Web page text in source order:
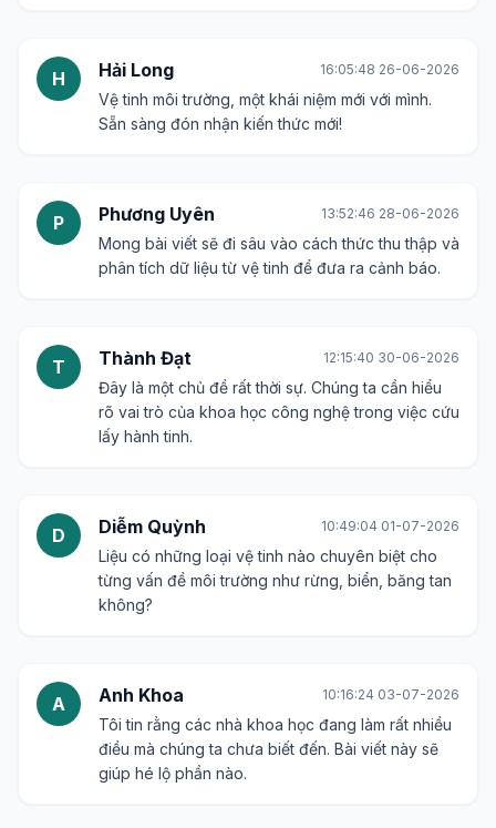
H Hải Long 16:05:48 26-06-2026
Vệ tinh môi trường, một khái niệm mới với mình.
Sẵn sàng đón nhận kiến thức mới!
P Phương Uyên 13:52:46 28-06-2026
Mong bài viết sẽ đi sâu vào cách thức thu thập và
phân tích dữ liệu từ vệ tinh để đưa ra cảnh báo.
T Thành Đạt 12:15:40 30-06-2026
Đây là một chủ đề rất thời sự. Chúng ta cần hiểu
rõ vai trò của khoa học công nghệ trong việc cứu
lấy hành tinh.
D Diễm Quỳnh 10:49:04 01-07-2026
Liệu có những loại vệ tinh nào chuyên biệt cho
từng vấn đề môi trường như rừng, biển, băng tan
không?
A Anh Khoa 10:16:24 03-07-2026
Tôi tin rằng các nhà khoa học đang làm rất nhiều
điều mà chúng ta chưa biết đến. Bài viết này sẽ
giúp hé lộ phần nào.